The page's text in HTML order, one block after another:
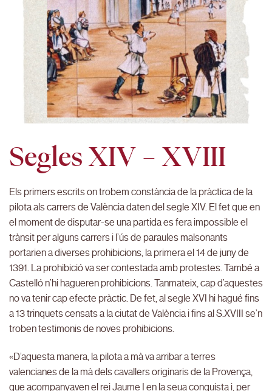
Segles XIV – XVIII
Els primers escrits on trobem constància de la pràctica de la
pilota als carrers de València daten del segle XIV. El fet que en
el moment de disputar-se una partida es fera impossible el
trànsit per alguns carrers i l’ús de paraules malsonants
portarien a diverses prohibicions, la primera el 14 de juny de
1391. La prohibició va ser contestada amb protestes. També a
Castelló n’hi hagueren prohibicions. Tanmateix, cap d’aquestes
no va tenir cap efecte pràctic. De fet, al segle XVI hi hagué fins
a 13 trinquets censats a la ciutat de València i fins al S.XVIII se’n
troben testimonis de noves prohibicions.
«D’aquesta manera, la pilota a mà va arribar a terres
valencianes de la mà dels cavallers originaris de la Provença,
que acompanyaven el rei Jaume I en la seua conquista i, per